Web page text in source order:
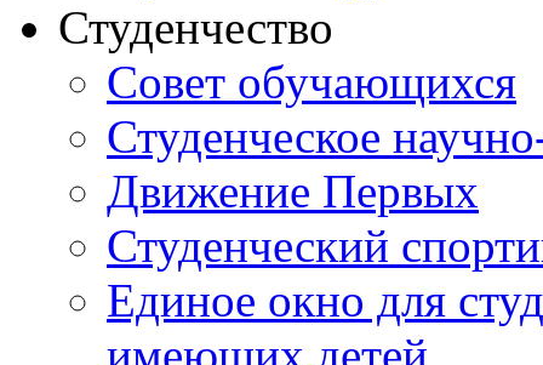
Студенчество
Совет обучающихся
Студенческое
Движение Первых
Студенческий
Единое окно для